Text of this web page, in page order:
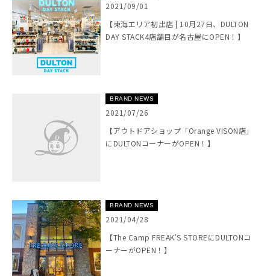
2021/09/01
【東海エリア初出店 | 10月27日、DULTON
DAY STACK4店舗目が名古屋にOPEN！】
BRAND NEWS
2021/07/26
【アウトドアショップ「Orange VISON店」
にDULTONコーナーがOPEN！】
BRAND NEWS
2021/04/28
【The Camp FREAK'S STOREにDULTONコ
ーナーがOPEN！】